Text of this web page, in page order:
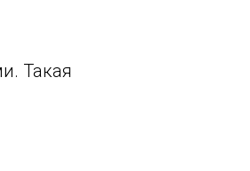
Такая